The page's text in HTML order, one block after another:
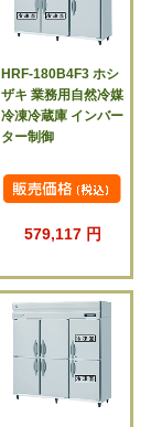
HRF-180B4F3 ホシ
ザキ 業務用自然冷媒
冷凍冷蔵庫 インバー
ター制御
579,117 円